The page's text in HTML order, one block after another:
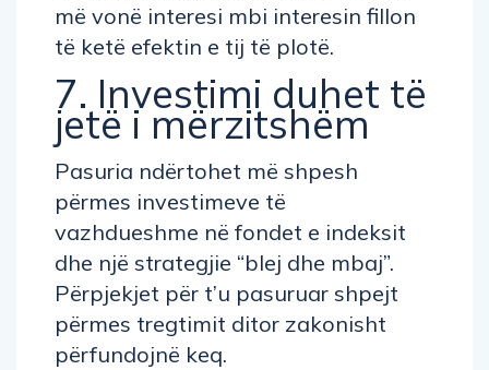
më vonë interesi mbi interesin fillon
të ketë efektin e tij të plotë.
7. Investimi duhet të
jetë i mërzitshëm
Pasuria ndërtohet më shpesh
përmes investimeve të
vazhdueshme në fondet e indeksit
dhe një strategjie “blej dhe mbaj”.
Përpjekjet për t’u pasuruar shpejt
përmes tregtimit ditor zakonisht
përfundojnë keq.